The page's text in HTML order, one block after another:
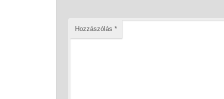
Hozzászólás *